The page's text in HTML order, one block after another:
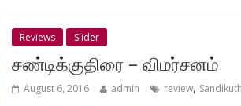
Reviews Slider
சண்டிக்குதிரை – விமர்சனம்
August 6, 2016 admin review,